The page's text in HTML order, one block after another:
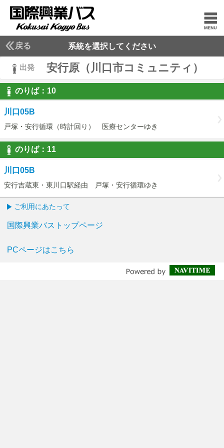
戻る 系統を選択してください
出発 安行原（川口市コミュニティ）
のりば： 10
10
川口05B
戸塚・安行循環（時計回り） 医療センターゆき
のりば： 11
11
川口05B
安行吉蔵東・東川口駅経由 戸塚・安行循環ゆき
ご利用にあたって
国際興業バストップページ
PCページはこちら